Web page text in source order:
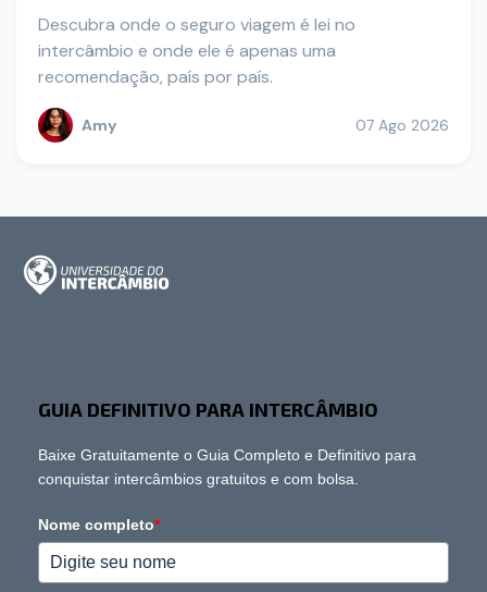
Descubra onde o seguro viagem é lei no
intercâmbio e onde ele é apenas uma
recomendação, país por país.
Amy 07 Ago 2026
GUIA DEFINITIVO PARA INTERCÂMBIO
Baixe Gratuitamente o Guia Completo e Definitivo para
conquistar intercâmbios gratuitos e com bolsa.
Nome completo*